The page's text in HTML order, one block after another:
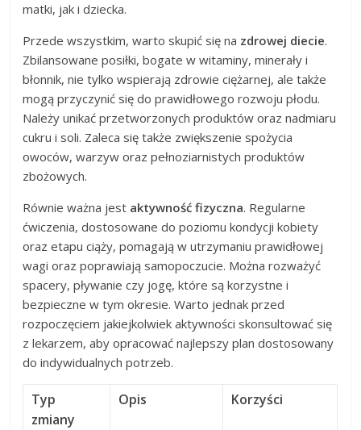
matki, jak i dziecka.
Przede wszystkim, warto skupić się na zdrowej diecie.
Zbilansowane posiłki, bogate w witaminy, minerały i
błonnik, nie tylko wspierają zdrowie ciężarnej, ale także
mogą przyczynić się do prawidłowego rozwoju płodu.
Należy unikać przetworzonych produktów oraz nadmiaru
cukru i soli. Zaleca się także zwiększenie spożycia
owoców, warzyw oraz pełnoziarnistych produktów
zbożowych.
Równie ważna jest aktywność fizyczna. Regularne
ćwiczenia, dostosowane do poziomu kondycji kobiety
oraz etapu ciąży, pomagają w utrzymaniu prawidłowej
wagi oraz poprawiają samopoczucie. Można rozważyć
spacery, pływanie czy jogę, które są korzystne i
bezpieczne w tym okresie. Warto jednak przed
rozpoczęciem jakiejkolwiek aktywności skonsultować się
z lekarzem, aby opracować najlepszy plan dostosowany
do indywidualnych potrzeb.
Typ
zmiany
Opis Korzyści